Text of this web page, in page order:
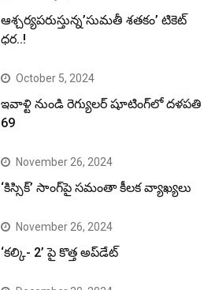
ఆశ్చర్యపరుస్తున్న’సుమతీ శతకం’ టికెట్
ధర..!
October 5, 2024
ఇవాళ్టి నుండి రెగ్యులర్ షూటింగ్‌లో దళపతి
69
November 26, 2024
‘కిస్సిక్’ సాంగ్‌పై సమంతా కీలక వ్యాఖ్యలు
November 26, 2024
‘కల్కి- 2’ పై కొత్త అప్‌డేట్